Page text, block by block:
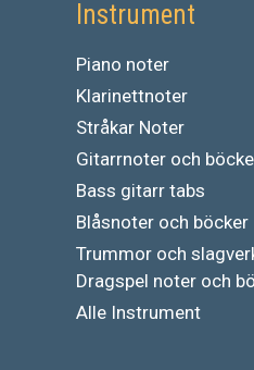
Instrument
Piano noter
Klarinettnoter
Stråkar Noter
Gitarrnoter och
Bass gitarr tabs
Blåsnoter och böcker
Trummor och
Dragspel noter och
Alle Instrument